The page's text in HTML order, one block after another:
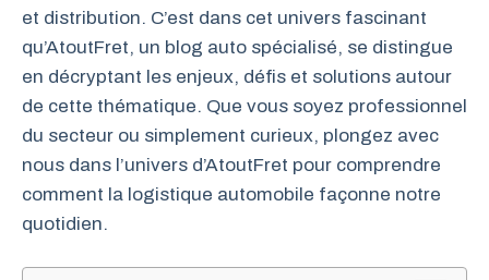
et distribution. C’est dans cet univers fascinant
qu’AtoutFret, un blog auto spécialisé, se distingue
en décryptant les enjeux, défis et solutions autour
de cette thématique. Que vous soyez professionnel
du secteur ou simplement curieux, plongez avec
nous dans l’univers d’AtoutFret pour comprendre
comment la logistique automobile façonne notre
quotidien.